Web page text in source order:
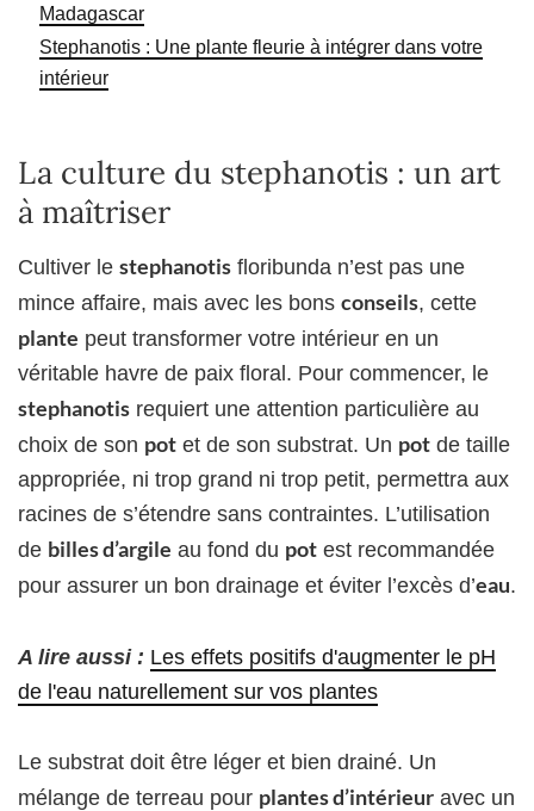
Madagascar
Stephanotis : Une plante fleurie à intégrer dans votre
intérieur
La culture du stephanotis : un art
à maîtriser
Cultiver le stephanotis floribunda n’est pas une
mince affaire, mais avec les bons conseils, cette
plante peut transformer votre intérieur en un
véritable havre de paix floral. Pour commencer, le
stephanotis requiert une attention particulière au
choix de son pot et de son substrat. Un pot de taille
appropriée, ni trop grand ni trop petit, permettra aux
racines de s’étendre sans contraintes. L’utilisation
de billes d’argile au fond du pot est recommandée
pour assurer un bon drainage et éviter l’excès d’eau.
A lire aussi : Les effets positifs d'augmenter le pH
de l'eau naturellement sur vos plantes
Le substrat doit être léger et bien drainé. Un
mélange de terreau pour plantes d’intérieur avec un